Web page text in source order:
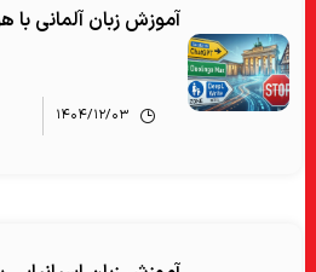
آموزش زبان آلمانی
۱۴۰۴/۱۲/۰۳